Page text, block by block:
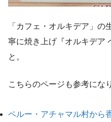
「カフェ・オルキデア」の
寧に焼き上げ『オルキデア
と。
こちらのページも参考にな
ペルー・アチャマル村から